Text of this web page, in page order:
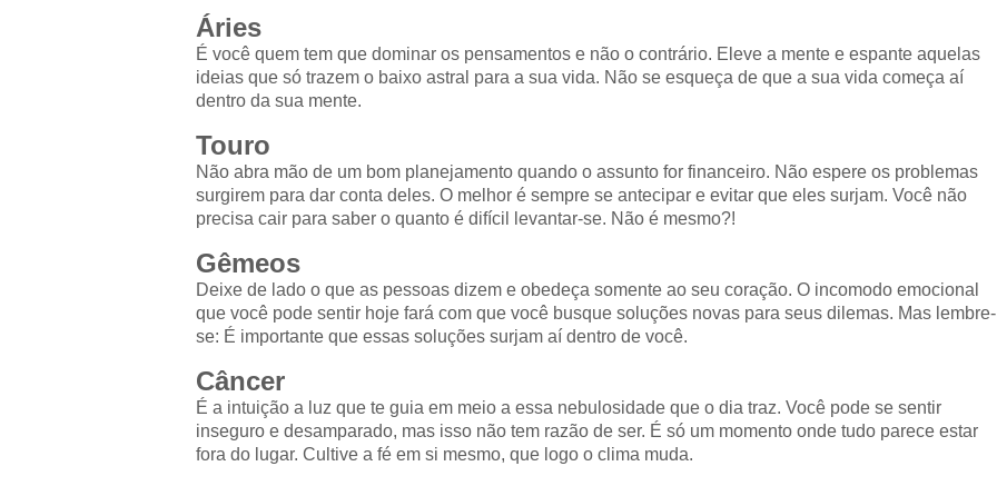
Áries
É você quem tem que dominar os pensamentos e não o contrário. Eleve a mente e espante aquelas
ideias que só trazem o baixo astral para a sua vida. Não se esqueça de que a sua vida começa aí
dentro da sua mente.
Touro
Não abra mão de um bom planejamento quando o assunto for financeiro. Não espere os problemas
surgirem para dar conta deles. O melhor é sempre se antecipar e evitar que eles surjam. Você não
precisa cair para saber o quanto é difícil levantar-se. Não é mesmo?!
Gêmeos
Deixe de lado o que as pessoas dizem e obedeça somente ao seu coração. O incomodo emocional
que você pode sentir hoje fará com que você busque soluções novas para seus dilemas. Mas lembre-
se: É importante que essas soluções surjam aí dentro de você.
Câncer
É a intuição a luz que te guia em meio a essa nebulosidade que o dia traz. Você pode se sentir
inseguro e desamparado, mas isso não tem razão de ser. É só um momento onde tudo parece estar
fora do lugar. Cultive a fé em si mesmo, que logo o clima muda.